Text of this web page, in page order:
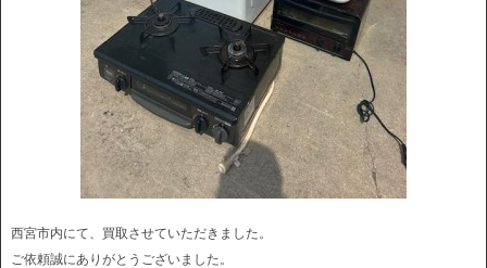
西宮市内にて、買取させていただきました。
ご依頼誠にありがとうございました。